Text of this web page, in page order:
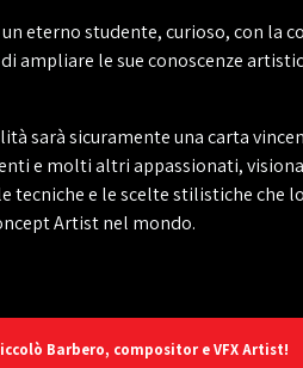
un eterno studente, curioso, con la
ampliare le sue conoscenze
sarà sicuramente una carta
e molti altri appassionati,
tecniche e le scelte stilistiche che
Artist nel mondo.
Barbero, compositor e VFX Artist!